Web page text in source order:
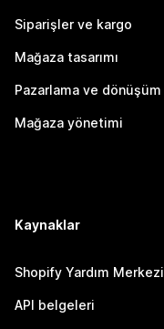
Siparişler ve kargo
Mağaza tasarımı
Pazarlama ve dönüşüm
Mağaza yönetimi
Kaynaklar
Shopify Yardım Merkezi
API belgeleri